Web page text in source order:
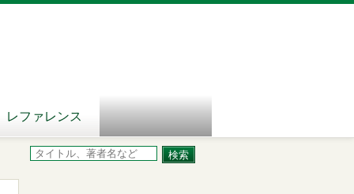
レファレンス